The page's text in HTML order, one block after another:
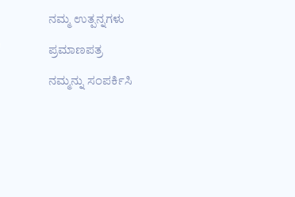
ನಮ್ಮ ಉತ್ಪನ್ನಗಳು
ಪ್ರಮಾಣಪತ್ರ
ನಮ್ಮನ್ನು ಸಂಪರ್ಕಿಸಿ